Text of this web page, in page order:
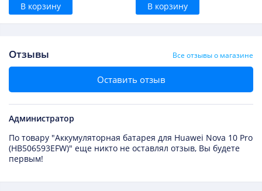
В корзину В корзину
Отзывы Все отзывы о магазине
Оставить отзыв
Администратор
По товару "Аккумуляторная батарея для Huawei Nova 10 Pro
(HB506593EFW)" еще никто не оставлял отзыв, Вы будете
первым!